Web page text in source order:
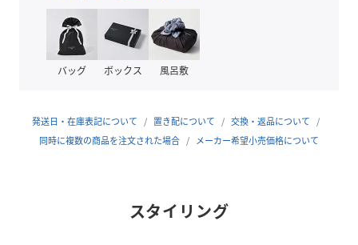
検索キーワード:メッシュTシャツ/シアートップス/ロゴTシ
ャツ/透け感トップス/プルオーバー/ライトグレー/チャコー
ルグレー/レイヤード/夏トップス/セレクトショップ
シャツ#透け感トップス#プルオーバー#ライトグレー#チャコ
ールグレー#レイヤード#夏トップス#カジュアルコーデ#大人
バッグ ボックス 風呂敷
発送日・在庫表記について 置き配について
交換・返品について
同時に複数の商品を注文された場合
メーカー希望小売価格について
スタイリング